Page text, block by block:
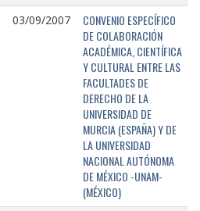
03/09/2007
CONVENIO ESPECÍFICO
DE COLABORACIÓN
ACADÉMICA, CIENTÍFICA
Y CULTURAL ENTRE LAS
FACULTADES DE
DERECHO DE LA
UNIVERSIDAD DE
MURCIA (ESPAÑA) Y DE
LA UNIVERSIDAD
NACIONAL AUTÓNOMA
DE MÉXICO -UNAM-
(MÉXICO)